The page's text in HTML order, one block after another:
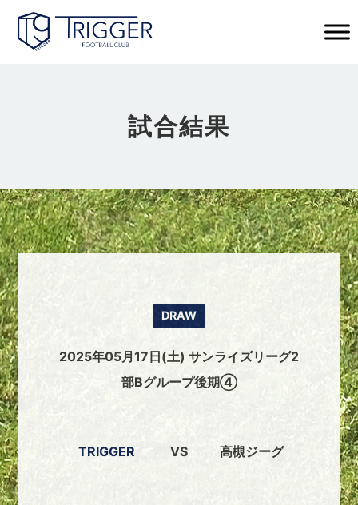
試合結果
DRAW
2025年05月17日(土) サンライズリーグ2
部Bグループ後期④
TRIGGER VS 高槻ジーグ